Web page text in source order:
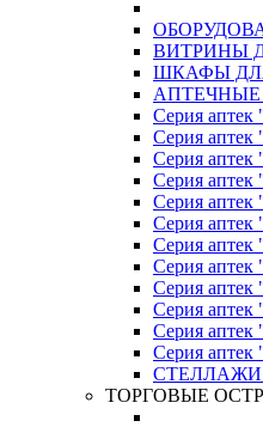
ВИТРИНЫ
ШКАФЫ
Серия
Серия
Серия
Серия
Серия
Серия
Серия
Серия
Серия
Серия
Серия
Серия
ТОРГОВЫЕ